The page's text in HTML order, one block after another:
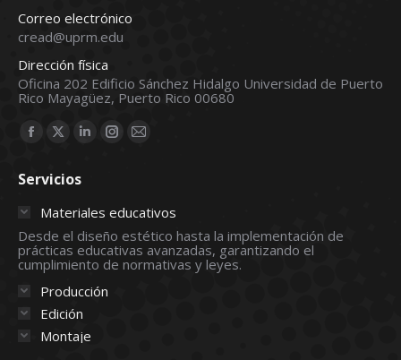
Correo electrónico
cread@uprm.edu
Dirección física
Oficina 202 Edificio Sánchez Hidalgo Universidad de Puerto
Rico Mayagüez, Puerto Rico 00680
Find us on:
Facebook
opens
new
window
X
opens
in
new
window
Linkedin
in
new
window
Instagram
in
new
window
Mail
in
new
window
Servicios
Materiales educativos
Desde el diseño estético hasta la implementación de
prácticas educativas avanzadas, garantizando el
cumplimiento de normativas y leyes.
Producción
Edición
Montaje